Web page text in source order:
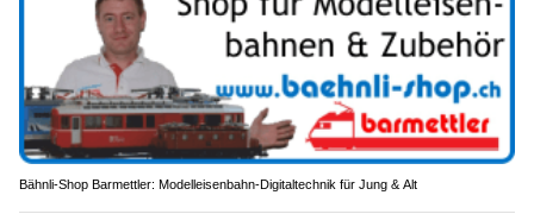
Bähnli-Shop Barmettler: Modelleisenbahn-Digitaltechnik für Jung & Alt